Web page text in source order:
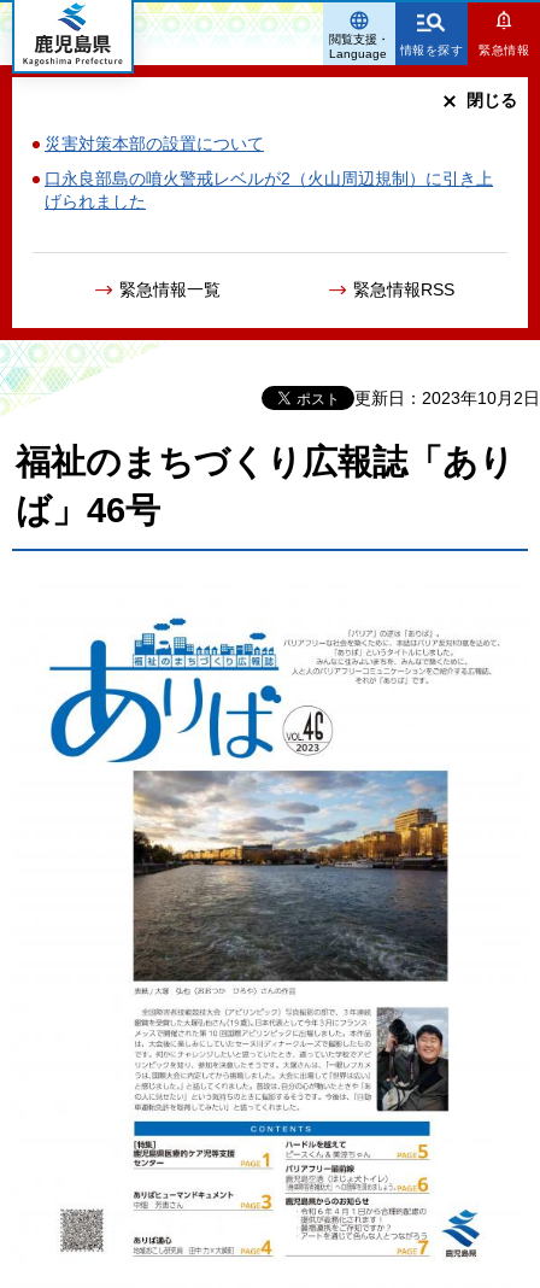
鹿児島県
情報を探す 緊急情報
災害対策本部の設置について
口永良部島の噴火警戒レベルが2（火山周辺規制）に引き上
げられました
緊急情報一覧 緊急情報RSS
閉じる
閲覧支援・
Language
更新日：2023年10月2日
福祉のまちづくり広報誌「あり
ば」46号